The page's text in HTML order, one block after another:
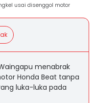
usai disenggol motor
menabrak
Honda Beat tanpa
luka-luka pada